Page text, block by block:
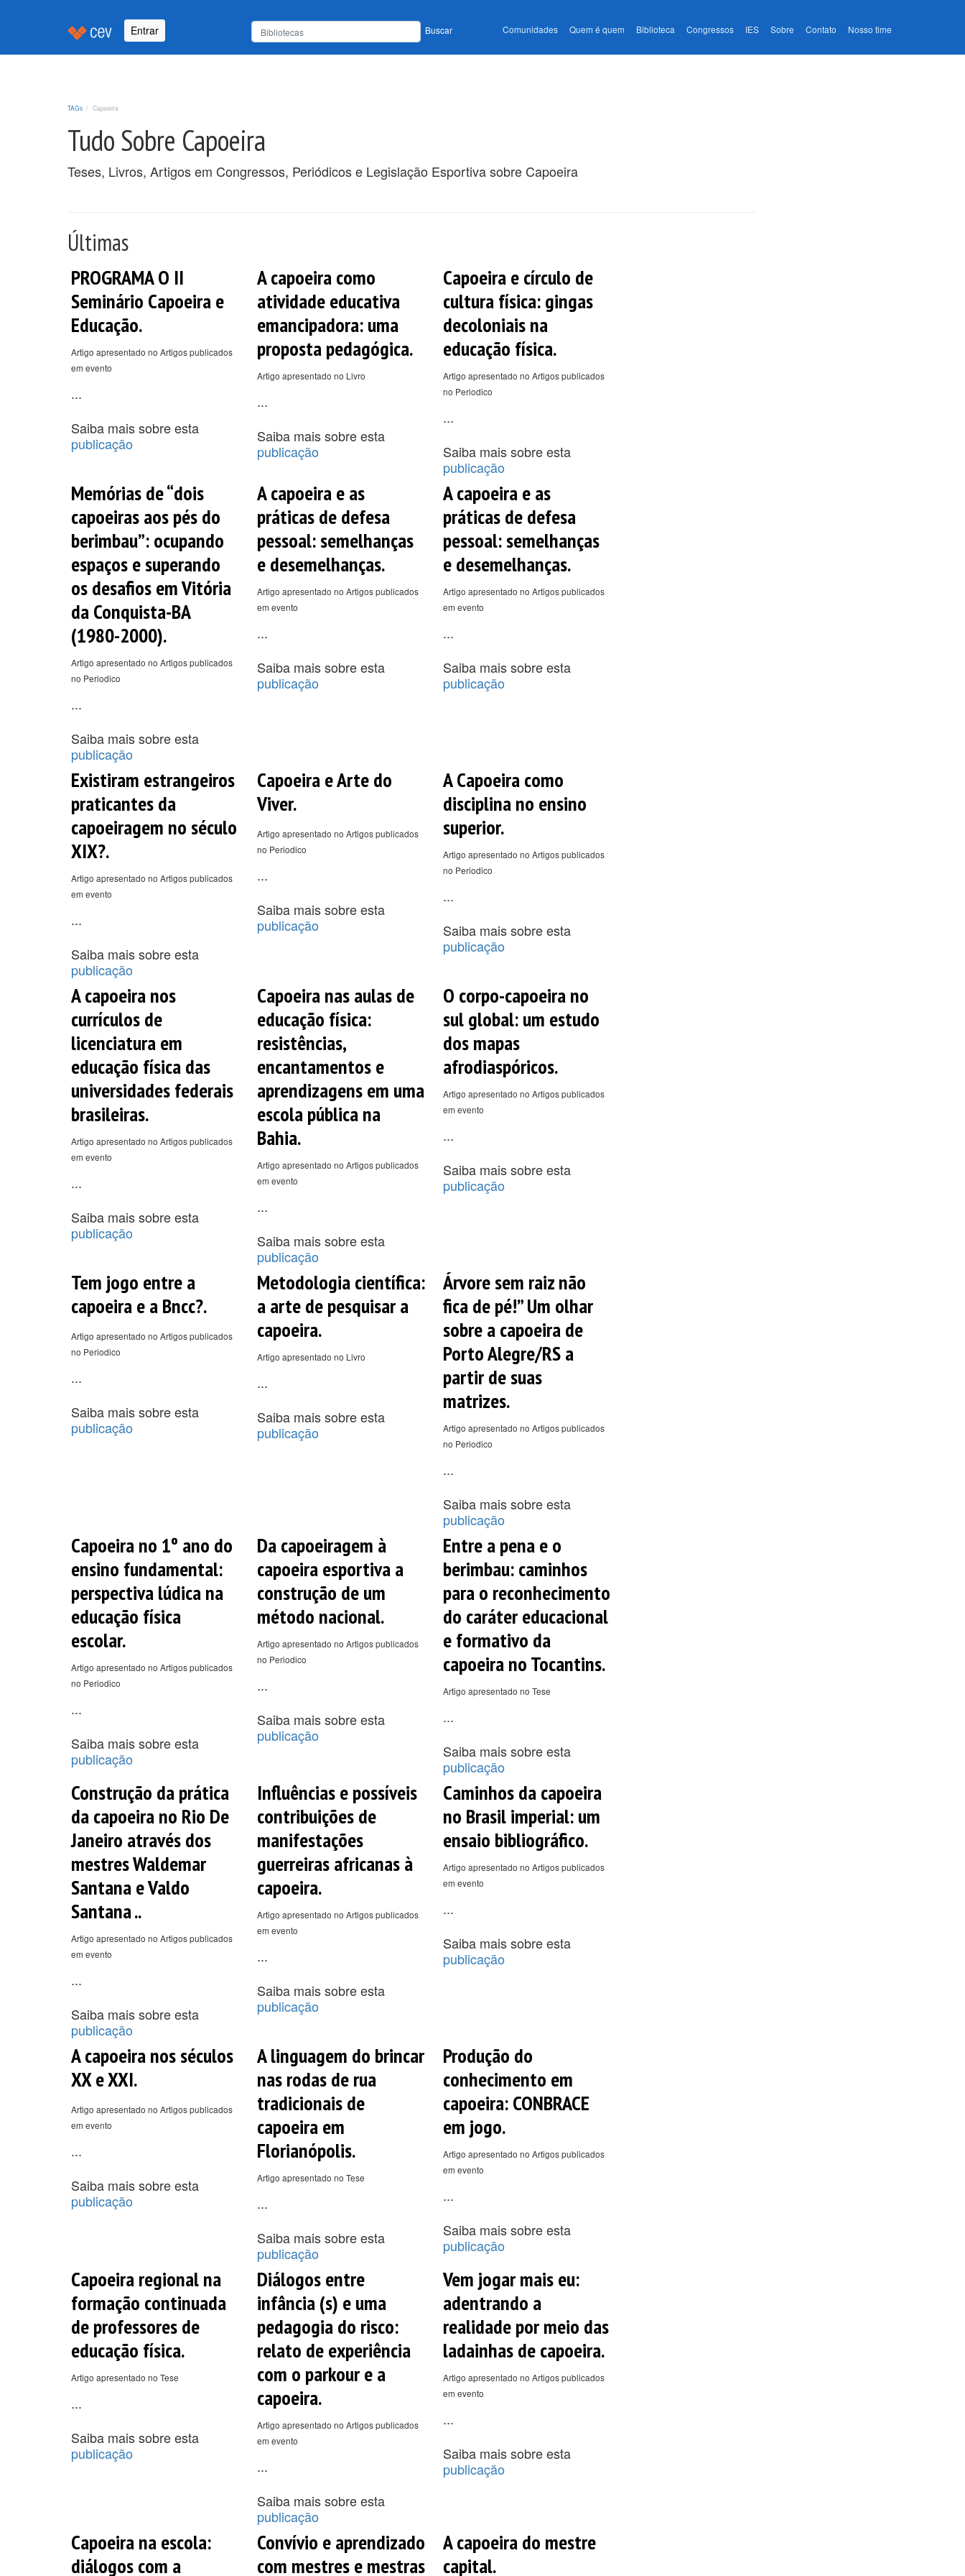
Entrar Buscar Comunidades Quem é quem Biblioteca Congressos IES Sobre Contato Nosso time
TAGs Capoeira
Tudo Sobre Capoeira
Teses, Livros, Artigos em Congressos, Periódicos e Legislação Esportiva sobre Capoeira
Últimas
PROGRAMA O II
Seminário Capoeira e
Educação.
Artigo apresentado no Artigos publicados
em evento
...
Saiba mais sobre esta
publicação
A capoeira como
atividade educativa
emancipadora: uma
proposta pedagógica.
Artigo apresentado no Livro
...
Saiba mais sobre esta
publicação
Capoeira e círculo de
cultura física: gingas
decoloniais na
educação física.
Artigo apresentado no Artigos publicados
no Periodico
...
Saiba mais sobre esta
publicação
Memórias de “dois
capoeiras aos pés do
berimbau”: ocupando
espaços e superando
os desafios em Vitória
da Conquista-BA
(1980-2000).
Artigo apresentado no Artigos publicados
no Periodico
...
Saiba mais sobre esta
publicação
A capoeira e as
práticas de defesa
pessoal: semelhanças
e desemelhanças.
Artigo apresentado no Artigos publicados
em evento
...
Saiba mais sobre esta
publicação
A capoeira e as
práticas de defesa
pessoal: semelhanças
e desemelhanças.
Artigo apresentado no Artigos publicados
em evento
...
Saiba mais sobre esta
publicação
Existiram estrangeiros
praticantes da
capoeiragem no século
XIX?.
Artigo apresentado no Artigos publicados
em evento
...
Saiba mais sobre esta
publicação
Capoeira e Arte do
Viver.
Artigo apresentado no Artigos publicados
no Periodico
...
Saiba mais sobre esta
publicação
A Capoeira como
disciplina no ensino
superior.
Artigo apresentado no Artigos publicados
no Periodico
...
Saiba mais sobre esta
publicação
A capoeira nos
currículos de
licenciatura em
educação física das
universidades federais
brasileiras.
Artigo apresentado no Artigos publicados
em evento
...
Saiba mais sobre esta
publicação
Capoeira nas aulas de
educação física:
resistências,
encantamentos e
aprendizagens em uma
escola pública na
Bahia.
Artigo apresentado no Artigos publicados
em evento
...
Saiba mais sobre esta
publicação
O corpo-capoeira no
sul global: um estudo
dos mapas
afrodiaspóricos.
Artigo apresentado no Artigos publicados
em evento
...
Saiba mais sobre esta
publicação
Tem jogo entre a
capoeira e a Bncc?.
Artigo apresentado no Artigos publicados
no Periodico
...
Saiba mais sobre esta
publicação
Metodologia científica:
a arte de pesquisar a
capoeira.
Artigo apresentado no Livro
...
Saiba mais sobre esta
publicação
Árvore sem raiz não
fica de pé!” Um olhar
sobre a capoeira de
Porto Alegre/RS a
partir de suas
matrizes.
Artigo apresentado no Artigos publicados
no Periodico
...
Saiba mais sobre esta
publicação
Capoeira no 1º ano do
ensino fundamental:
perspectiva lúdica na
educação física
escolar.
Artigo apresentado no Artigos publicados
no Periodico
...
Saiba mais sobre esta
publicação
Da capoeiragem à
capoeira esportiva a
construção de um
método nacional.
Artigo apresentado no Artigos publicados
no Periodico
...
Saiba mais sobre esta
publicação
Entre a pena e o
berimbau: caminhos
para o reconhecimento
do caráter educacional
e formativo da
capoeira no Tocantins.
Artigo apresentado no Tese
...
Saiba mais sobre esta
publicação
Construção da prática
da capoeira no Rio De
Janeiro através dos
mestres Waldemar
Santana e Valdo
Santana ..
Artigo apresentado no Artigos publicados
em evento
...
Saiba mais sobre esta
publicação
Influências e possíveis
contribuições de
manifestações
guerreiras africanas à
capoeira.
Artigo apresentado no Artigos publicados
em evento
...
Saiba mais sobre esta
publicação
Caminhos da capoeira
no Brasil imperial: um
ensaio bibliográfico.
Artigo apresentado no Artigos publicados
em evento
...
Saiba mais sobre esta
publicação
A capoeira nos séculos
XX e XXI.
Artigo apresentado no Artigos publicados
em evento
...
Saiba mais sobre esta
publicação
A linguagem do brincar
nas rodas de rua
tradicionais de
capoeira em
Florianópolis.
Artigo apresentado no Tese
...
Saiba mais sobre esta
publicação
Produção do
conhecimento em
capoeira: CONBRACE
em jogo.
Artigo apresentado no Artigos publicados
em evento
...
Saiba mais sobre esta
publicação
Capoeira regional na
formação continuada
de professores de
educação física.
Artigo apresentado no Tese
...
Saiba mais sobre esta
publicação
Diálogos entre
infância (s) e uma
pedagogia do risco:
relato de experiência
com o parkour e a
capoeira.
Artigo apresentado no Artigos publicados
em evento
...
Saiba mais sobre esta
publicação
Vem jogar mais eu:
adentrando a
realidade por meio das
ladainhas de capoeira.
Artigo apresentado no Artigos publicados
em evento
...
Saiba mais sobre esta
publicação
Capoeira na escola:
diálogos com a
Convívio e aprendizado
com mestres e mestras
A capoeira do mestre
capital.